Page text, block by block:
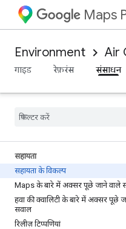
Maps
Environment Air
गाइड
रेफ़रंस संसाधन
सहायता
सहायता के विकल्प
Maps के बारे में अक्सर पूछे जाने वाले
हवा की क्वालिटी के बारे में अक्सर पूछे
सवाल
रिलीज़ टिप्पणियां